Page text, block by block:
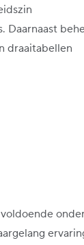
draaitabellen